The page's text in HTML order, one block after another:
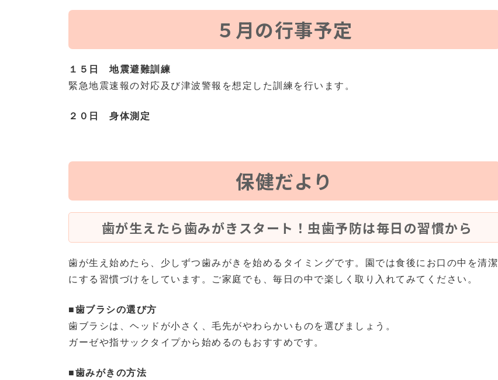
５月の行事予定
１５日 地震避難訓練
緊急地震速報の対応及び津波警報を想定した訓練を行います。
２０日 身体測定
保健だより
歯が生えたら歯みがきスタート！虫歯予防は毎日の習慣から
歯が生え始めたら、少しずつ歯みがきを始めるタイミングです。園では食後にお口の中を清潔
にする習慣づけをしています。ご家庭でも、毎日の中で楽しく取り入れてみてください。
■歯ブラシの選び方
歯ブラシは、ヘッドが小さく、毛先がやわらかいものを選びましょう。
ガーゼや指サックタイプから始めるのもおすすめです。
■歯みがきの方法